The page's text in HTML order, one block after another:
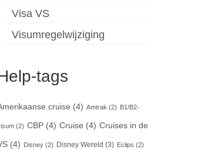
Visa VS
Visumregelwijziging
tags
cruise (4) Amtrak (2) B1/B2-
(2) CBP(4) Cruise (4) Cruises in de
(4) Disney(2) Disney Wereld (3) Eclips (2)